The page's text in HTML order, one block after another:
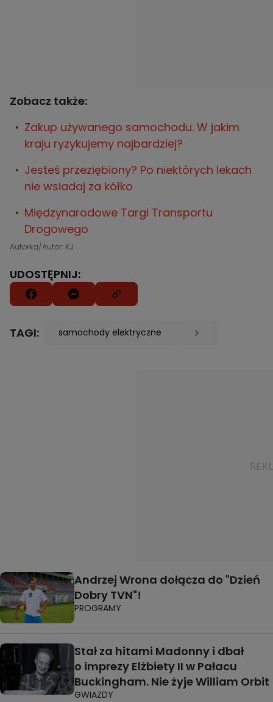
Zobacz także:
Zakup używanego samochodu. W jakim
kraju ryzykujemy najbardziej?
Jesteś przeziębiony? Po niektórych lekach
nie wsiadaj za kółko
Międzynarodowe Targi Transportu
Drogowego
Autorka/Autor: KJ
UDOSTĘPNIJ:
TAGI: samochody elektryczne
Andrzej Wrona dołącza do "Dzień
Dobry TVN"!
PROGRAMY
Stał za hitami Madonny i dbał
o imprezy Elżbiety II w Pałacu
Buckingham. Nie żyje William Orbit
GWIAZDY